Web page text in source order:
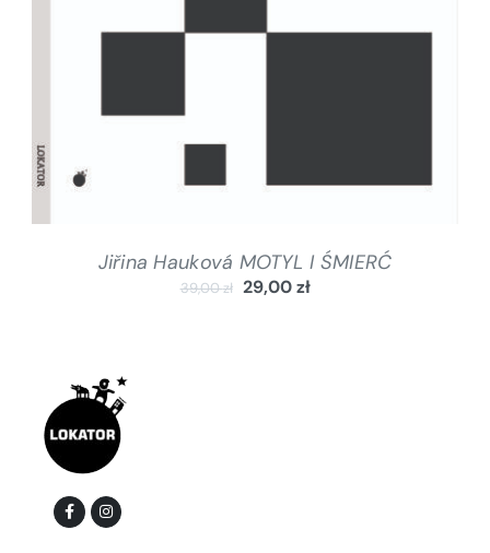
Jiřina Hauková MOTYL I ŚMIERĆ
39,00zł 29,00zł